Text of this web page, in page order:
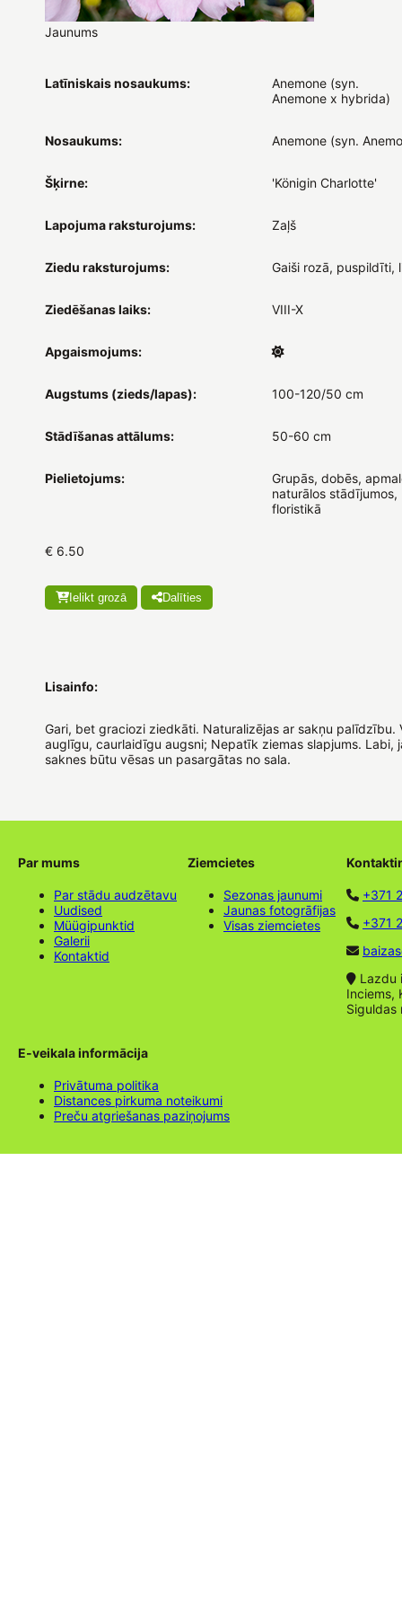
Jaunums
Latīniskais nosaukums:
Anemone (syn.
Anemone x hybrida)
Nosaukums: Anemone (syn.
Šķirne: 'Königin Charlotte'
Lapojuma raksturojums: Zaļš
Ziedu raksturojums: Gaiši rozā, puspildīti,
Ziedēšanas laiks: VIII-X
Apgaismojums:
Augstums (zieds/lapas): 100-120/50 cm
Stādīšanas attālums: 50-60 cm
Pielietojums:
Grupās, dobēs,
naturālos stādījumos,
floristikā
€ 6.50
Ielikt grozā Dalīties
Lisainfo:
Gari, bet graciozi ziedkāti. Naturalizējas ar sakņu palīdzību.
auglīgu, caurlaidīgu augsni; Nepatīk ziemas slapjums. Labi,
saknes būtu vēsas un pasargātas no sala.
Par mums
Par stādu audzētavu
Uudised
Müügipunktid
Galerii
Kontaktid
Ziemcietes
Sezonas jaunumi
Jaunas fotogrāfijas
Visas ziemcietes
+371
+371
Lazdu
Inciems,
Siguldas
E-veikala informācija
Privātuma politika
Distances pirkuma noteikumi
Preču atgriešanas paziņojums